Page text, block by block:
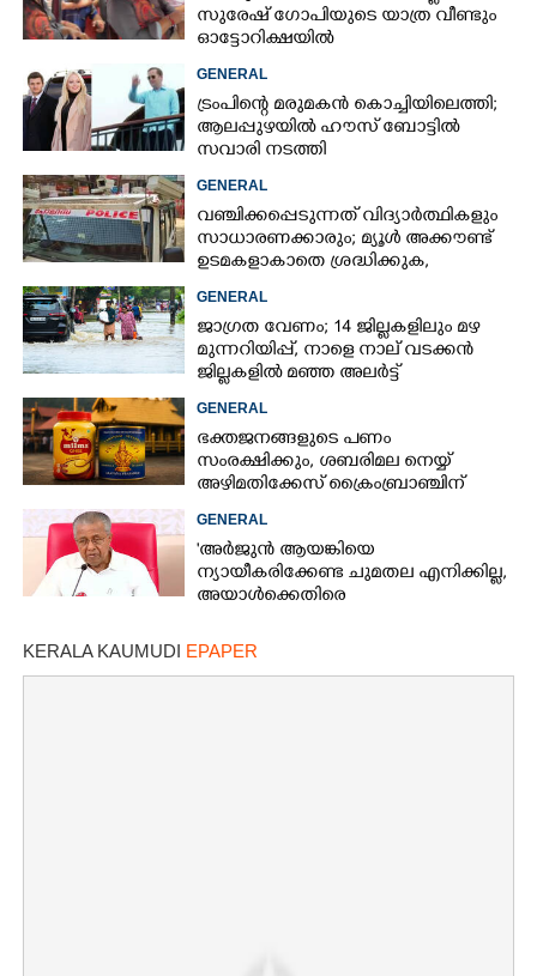
സുരേഷ് ഗോപിയുടെ യാത്ര വീണ്ടും
ഓട്ടോറിക്ഷയിൽ
GENERAL
ട്രംപിന്റെ മരുമകൻ കൊച്ചിയിലെത്തി;
ആലപ്പുഴയിൽ ഹൗസ് ബോട്ടിൽ
സവാരി നടത്തി
GENERAL
വഞ്ചിക്കപ്പെടുന്നത് വിദ്യാർത്ഥികളും
സാധാരണക്കാരും; മ്യൂൾ അക്കൗണ്ട്
ഉടമകളാകാതെ ശ്രദ്ധിക്കുക,
നിർദ്ദേശങ്ങളുമായി പൊലീസ്
GENERAL
ജാഗ്രത വേണം; 14 ജില്ലകളിലും മഴ
മുന്നറിയിപ്പ്, നാളെ നാല് വടക്കൻ
ജില്ലകളിൽ മഞ്ഞ അലർട്ട്
GENERAL
ഭക്തജനങ്ങളുടെ പണം
സംരക്ഷിക്കും, ശബരിമല നെയ്യ്
അഴിമതിക്കേസ് ക്രൈംബ്രാഞ്ചിന്
വിടുമെന്ന് കെ മുരളീധരൻ
GENERAL
'അർജുൻ ആയങ്കിയെ
ന്യായീകരിക്കേണ്ട ചുമതല എനിക്കില്ല,
അയാൾക്കെതിരെ
KERALA KAUMUDI EPAPER